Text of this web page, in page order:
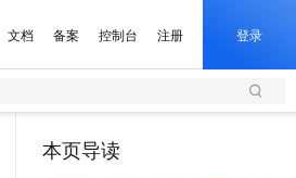
文档 备案 控制台 注册 登录
本页导读
轻量应用服务器
一句话生成原生可编辑精美 PPT 文稿
AI 活动
AI 生产力先锋
阿里云 OPC 创新助力计划
专业服务
服务伙伴合作计划
Al MaaS 服务伙伴赋能合作
开发者社区
加入我们